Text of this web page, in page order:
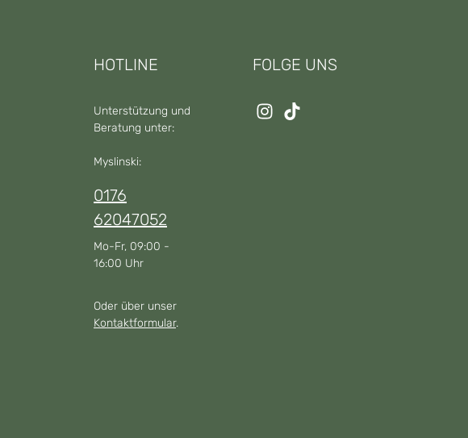
HOTLINE
Unterstützung und
Beratung unter:
Myslinski:
0176
62047052
Mo-Fr, 09:00 -
16:00 Uhr
Oder über unser
Kontaktformular.
FOLGE UNS